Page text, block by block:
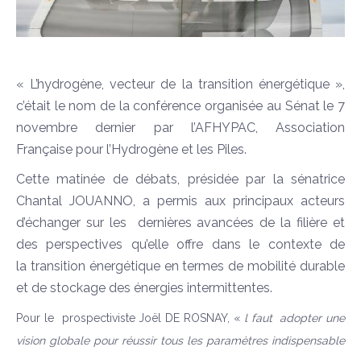
« L’hydrogène, vecteur de la transition énergétique »,
c’était le nom de la conférence organisée au Sénat le 7
novembre dernier par l’AFHYPAC, Association
Française pour l’Hydrogène et les Piles.
Cette matinée de débats, présidée par la sénatrice
Chantal JOUANNO, a permis aux principaux acteurs
d’échanger sur les dernières avancées de la filière et
des perspectives qu’elle offre dans le contexte de
la transition énergétique en termes de mobilité durable
et de stockage des énergies intermittentes.
Pour le prospectiviste Joël DE ROSNAY, « l faut adopter une
vision globale pour réussir tous les paramètres indispensable